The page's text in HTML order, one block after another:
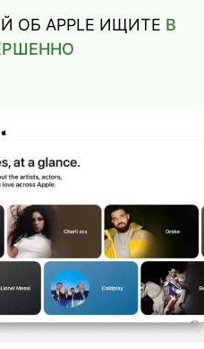
ОБ APPLE ИЩИТЕ В